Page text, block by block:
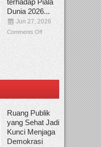
Dunia 2026...
Jun 27, 2026
Comments Off
Ruang Publik
yang Sehat Jadi
Kunci Menjaga
Demokrasi